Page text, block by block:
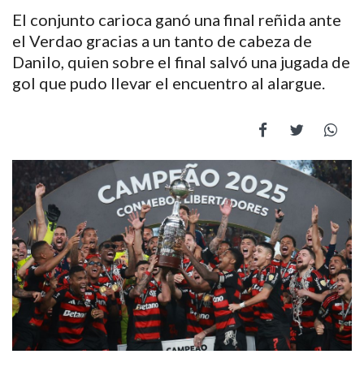
El conjunto carioca ganó una final reñida ante
el Verdao gracias a un tanto de cabeza de
Danilo, quien sobre el final salvó una jugada de
gol que pudo llevar el encuentro al alargue.